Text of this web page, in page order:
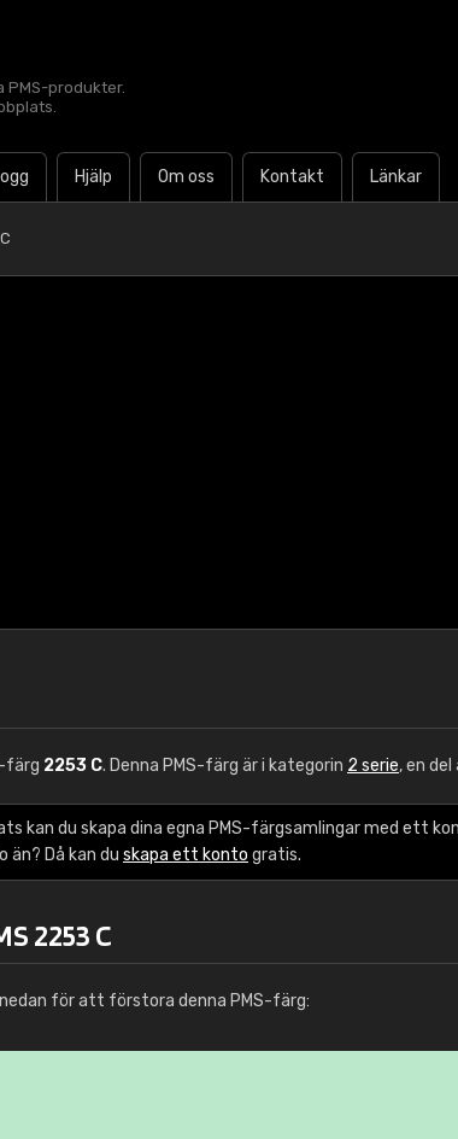
PMS-produkter.
Hjälp Om oss Kontakt Länkar
färg 2253 C. Denna PMS-färg är i kategorin 2 serie, en del
kan du skapa dina egna PMS-färgsamlingar med ett
än? Då kan du skapa ett konto gratis.
2253 C
för att förstora denna PMS-färg: